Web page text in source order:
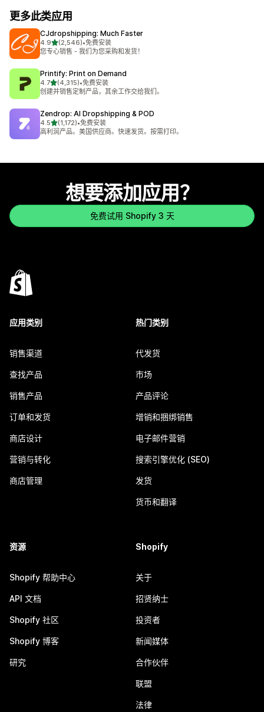
更多此类应用
CJdropshipping: Much Faster
4.9星（满分 5 星）
(2,546)
总共 2546 条评论
•免费安装
您专心销售 - 我们为您采购和发货！
Printify: Print on Demand
4.7星（满分 5 星）
(4,315)
总共 4315 条评论
•免费安装
创建并销售定制产品，其余工作交给我们。
Zendrop: AI Dropshipping & POD
4.5星（满分 5 星）
(1,172)
总共 1172 条评论
•免费安装
高利润产品。美国供应商。快速发货。按需打印。
想要添加应用？
免费试用 Shopify 3 天
应用类别
销售渠道
查找产品
销售产品
订单和发货
商店设计
营销与转化
商店管理
热门类别
代发货
市场
产品评论
增销和捆绑销售
电子邮件营销
搜索引擎优化 (SEO)
发货
货币和翻译
资源
Shopify 帮助中心
API 文档
Shopify 社区
Shopify 博客
研究
Shopify
关于
招贤纳士
投资者
新闻媒体
合作伙伴
联盟
法律